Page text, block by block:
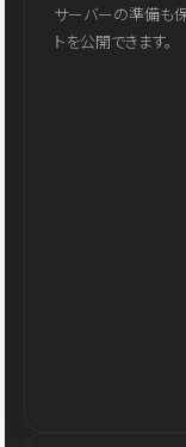
サーバーの準備も
トを公開できます。